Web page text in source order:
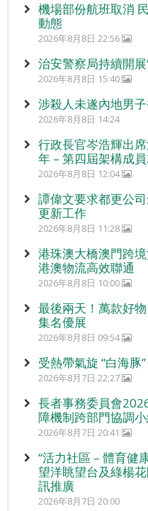
機場部份航班取消
動態
2026年8月8日 22:56
治安警察局持續開
2026年8月8日 15:40
涉殺人未遂內地男
2026年8月8日 14:24
行政長官岑浩輝出
年 – 第四屆架構成員
2026年8月8日 12:04
譚偉文要求都更公
更新工作
2026年8月8日 11:28
港珠澳大橋澳門跨
港澳物流高效聯通
2026年8月8日 10:00
最後兩天！萬款好
集名優展
2026年8月8日 09:54
受熱帶氣旋 “白海
2026年8月7日 22:27
長者事務委員會
障機制跨部門協調
2026年8月7日 20:41
“活力社區 – 體育健
望洋眺望台及綠楊
訊推廣
2026年8月7日 20:00